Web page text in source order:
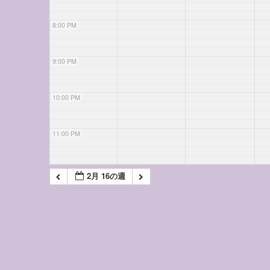
8:00 PM
9:00 PM
10:00 PM
11:00 PM
2月 16の週